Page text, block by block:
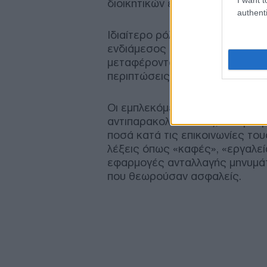
διοικητικών εγκρίσεων.
Ιδιαίτερο ρόλο φέρεται να
ενδιάμεσος μεταξύ των
μεταφέροντας αιτήματα,
περιπτώσεις, διακινώντας
Οι εμπλεκόμενοι φέρονται να
αντιπαρακολούθησης,
ποσά κατά τις επικοινωνίες
λέξεις όπως «καφές»,
εφαρμογές ανταλλαγής
που θεωρούσαν ασφαλείς.